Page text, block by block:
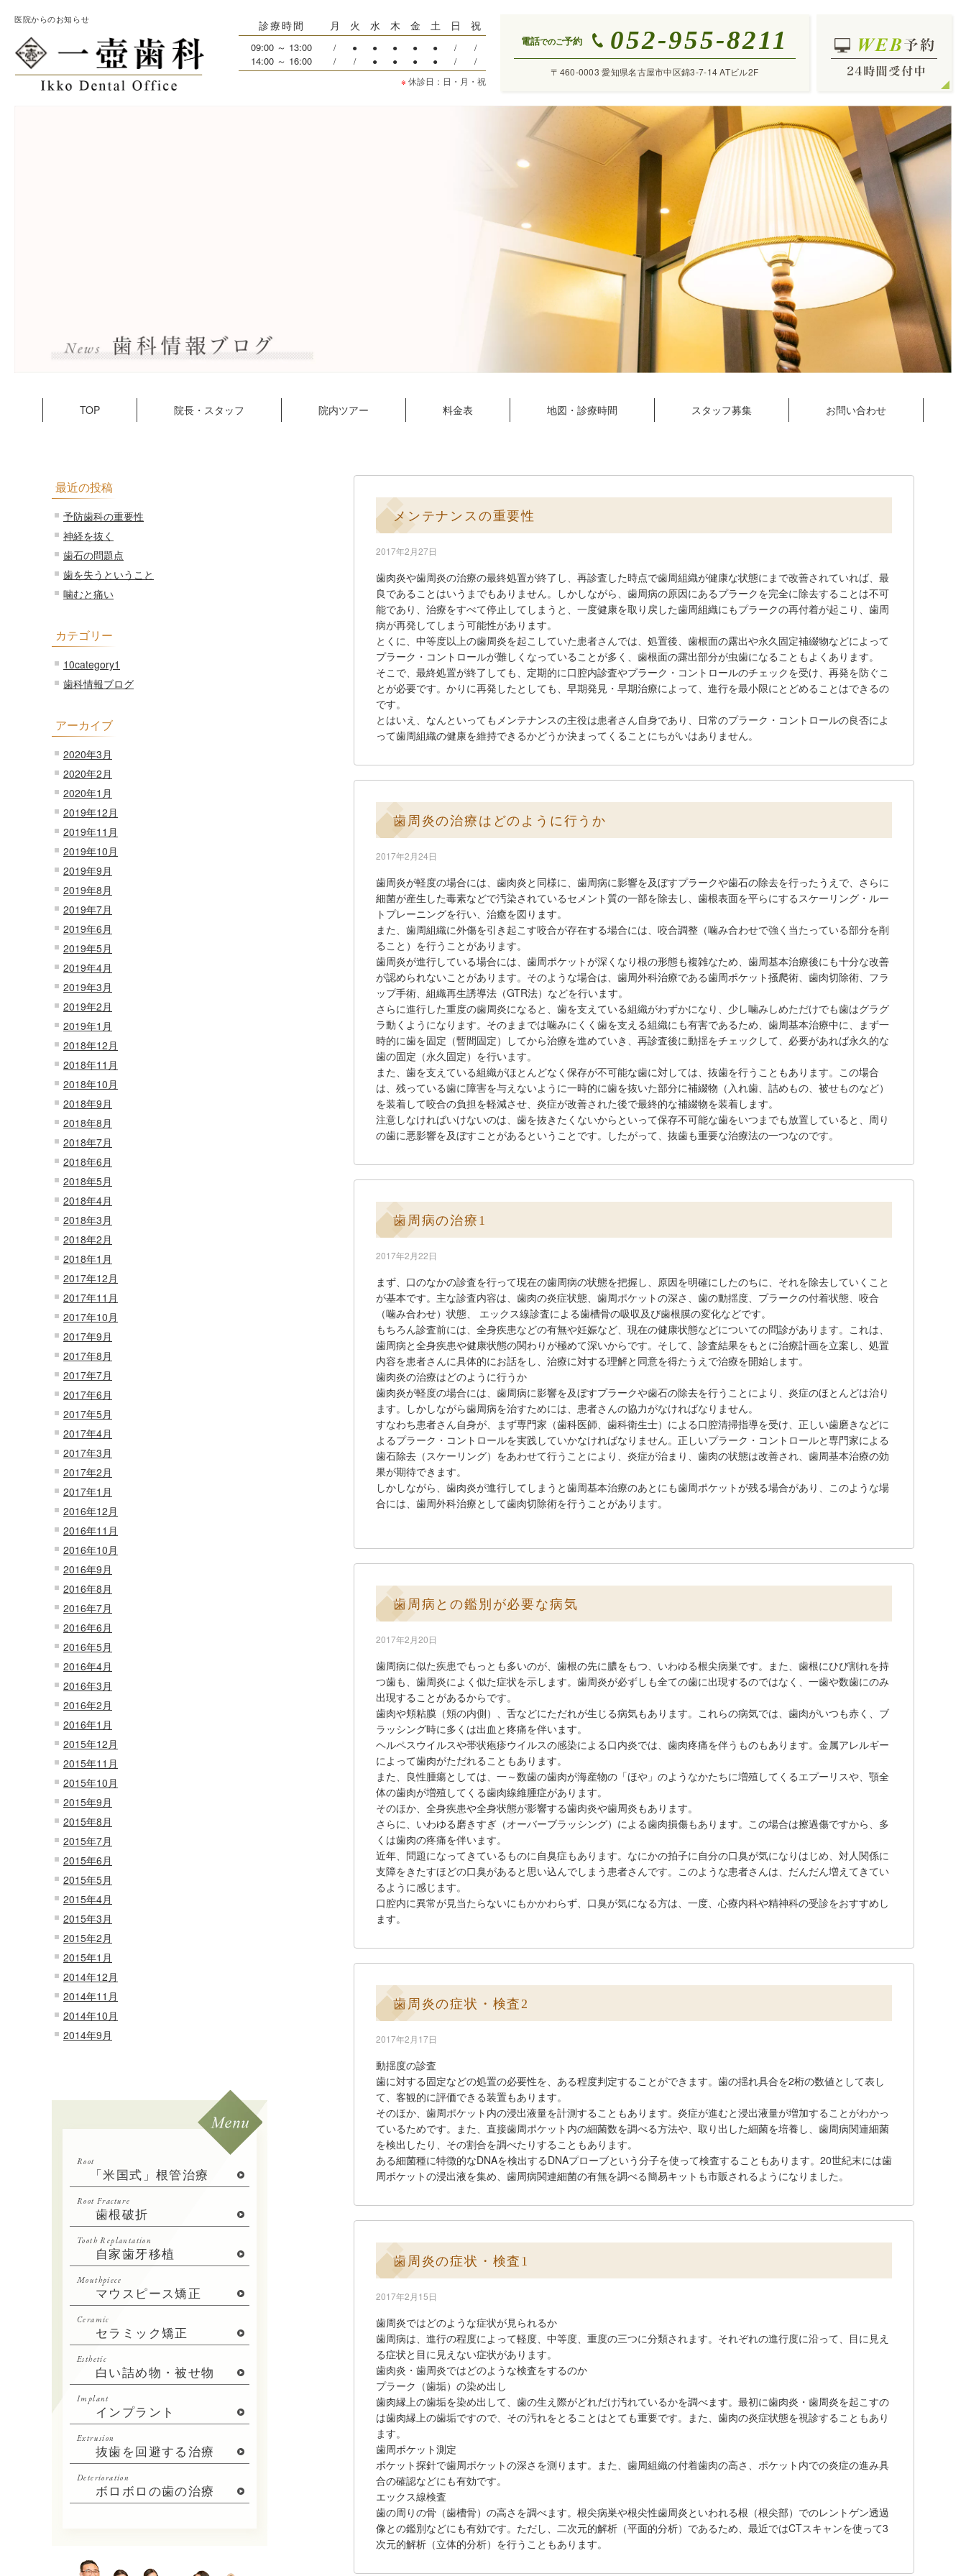
医院からのお知らせ 診療時間 月 火 水 木 金 土 日 祝
09:00 ～ 13:00 / ● ● ● ● ● / /
14:00 ～ 16:00 / / ● ● ● ● /
/
※休診日：日・月・祝
電話でのご予約 052-955-8211
〒460-0003 愛知県名古屋市中区錦3-7-14 ATビル2F
TOP 院長・スタッフ 院内ツアー 料金表 地図・診療時間 スタッフ募集 お問い合わせ
最近の投稿
予防歯科の重要性
神経を抜く
歯石の問題点
歯を失うということ
噛むと痛い
カテゴリー
10category1
歯科情報ブログ
アーカイブ
2020年3月
2020年2月
2020年1月
2019年12月
2019年11月
2019年10月
2019年9月
2019年8月
2019年7月
2019年6月
2019年5月
2019年4月
2019年3月
2019年2月
2019年1月
2018年12月
2018年11月
2018年10月
2018年9月
2018年8月
2018年7月
2018年6月
2018年5月
2018年4月
2018年3月
2018年2月
2018年1月
2017年12月
2017年11月
2017年10月
2017年9月
2017年8月
2017年7月
2017年6月
2017年5月
2017年4月
2017年3月
2017年2月
2017年1月
2016年12月
2016年11月
2016年10月
2016年9月
2016年8月
2016年7月
2016年6月
2016年5月
2016年4月
2016年3月
2016年2月
2016年1月
2015年12月
2015年11月
2015年10月
2015年9月
2015年8月
2015年7月
2015年6月
2015年5月
2015年4月
2015年3月
2015年2月
2015年1月
2014年12月
2014年11月
2014年10月
2014年9月
Root
「米国式」根管治療
Root Fracture
歯根破折
Tooth Replantation
自家歯牙移植
Mouthpiece
マウスピース矯正
Ceramic
セラミック矯正
Esthetic
白い詰め物・被せ物
Implant
インプラント
Extrusion
抜歯を回避する治療
Deterioration
ボロボロの歯の治療
メンテナンスの重要性
2017年2月27日
歯肉炎や歯周炎の治療の最終処置が終了し、再診査した時点で歯周組織が健康な状態にまで改善されていれば、最
良であることはいうまでもありません。しかしながら、歯周病の原因にあるプラークを完全に除去することは不可
能であり、治療をすべて停止してしまうと、一度健康を取り戻した歯周組織にもプラークの再付着が起こり、歯周
病が再発してしまう可能性があります。
とくに、中等度以上の歯周炎を起こしていた患者さんでは、処置後、歯根面の露出や永久固定補綴物などによって
プラーク・コントロールが難しくなっていることが多く、歯根面の露出部分が虫歯になることもよくあります。
そこで、最終処置が終了しても、定期的に口腔内診査やプラーク・コントロールのチェックを受け、再発を防ぐこ
とが必要です。かりに再発したとしても、早期発見・早期治療によって、進行を最小限にとどめることはできるの
です。
とはいえ、なんといってもメンテナンスの主役は患者さん自身であり、日常のプラーク・コントロールの良否によ
って歯周組織の健康を維持できるかどうか決まってくることにちがいはありません。
歯周炎の治療はどのように行うか
2017年2月24日
歯周炎が軽度の場合には、歯肉炎と同様に、歯周病に影響を及ぼすプラークや歯石の除去を行ったうえで、さらに
細菌が産生した毒素などで汚染されているセメント質の一部を除去し、歯根表面を平らにするスケーリング・ルー
トプレーニングを行い、治癒を図ります。
また、歯周組織に外傷を引き起こす咬合が存在する場合には、咬合調整（噛み合わせで強く当たっている部分を削
ること）を行うことがあります。
歯周炎が進行している場合には、歯周ポケットが深くなり根の形態も複雑なため、歯周基本治療後にも十分な改善
が認められないことがあります。そのような場合は、歯周外科治療である歯周ポケット掻爬術、歯肉切除術、フラ
ップ手術、組織再生誘導法（GTR法）などを行います。
さらに進行した重度の歯周炎になると、歯を支えている組織がわずかになり、少し噛みしめただけでも歯はグラグ
ラ動くようになります。そのままでは噛みにくく歯を支える組織にも有害であるため、歯周基本治療中に、まず一
時的に歯を固定（暫間固定）してから治療を進めていき、再診査後に動揺をチェックして、必要があれば永久的な
歯の固定（永久固定）を行います。
また、歯を支えている組織がほとんどなく保存が不可能な歯に対しては、抜歯を行うこともあります。この場合
は、残っている歯に障害を与えないように一時的に歯を抜いた部分に補綴物（入れ歯、詰めもの、被せものなど）
を装着して咬合の負担を軽減させ、炎症が改善された後で最終的な補綴物を装着します。
注意しなければいけないのは、歯を抜きたくないからといって保存不可能な歯をいつまでも放置していると、周り
の歯に悪影響を及ぼすことがあるということです。したがって、抜歯も重要な治療法の一つなのです。
歯周病の治療1
2017年2月22日
まず、口のなかの診査を行って現在の歯周病の状態を把握し、原因を明確にしたのちに、それを除去していくこと
が基本です。主な診査内容は、歯肉の炎症状態、歯周ポケットの深さ、歯の動揺度、プラークの付着状態、咬合
（噛み合わせ）状態、 エックス線診査による歯槽骨の吸収及び歯根膜の変化などです。
もちろん診査前には、全身疾患などの有無や妊娠など、現在の健康状態などについての問診があります。これは、
歯周病と全身疾患や健康状態の関わりが極めて深いからです。そして、診査結果をもとに治療計画を立案し、処置
内容を患者さんに具体的にお話をし、治療に対する理解と同意を得たうえで治療を開始します。
歯肉炎の治療はどのように行うか
歯肉炎が軽度の場合には、歯周病に影響を及ぼすプラークや歯石の除去を行うことにより、炎症のほとんどは治り
ます。しかしながら歯周病を治すためには、患者さんの協力がなければなりません。
すなわち患者さん自身が、まず専門家（歯科医師、歯科衛生士）による口腔清掃指導を受け、正しい歯磨きなどに
よるプラーク・コントロールを実践していかなければなりません。正しいプラーク・コントロールと専門家による
歯石除去（スケーリング）をあわせて行うことにより、炎症が治まり、歯肉の状態は改善され、歯周基本治療の効
果が期待できます。
しかしながら、歯肉炎が進行してしまうと歯周基本治療のあとにも歯周ポケットが残る場合があり、このような場
合には、歯周外科治療として歯肉切除術を行うことがあります。
歯周病との鑑別が必要な病気
2017年2月20日
歯周病に似た疾患でもっとも多いのが、歯根の先に膿をもつ、いわゆる根尖病巣です。また、歯根にひび割れを持
つ歯も、歯周炎によく似た症状を示します。歯周炎が必ずしも全ての歯に出現するのではなく、一歯や数歯にのみ
出現することがあるからです。
歯肉や頬粘膜（頬の内側）、舌などにただれが生じる病気もあります。これらの病気では、歯肉がいつも赤く、ブ
ラッシング時に多くは出血と疼痛を伴います。
ヘルペスウイルスや帯状疱疹ウイルスの感染による口内炎では、歯肉疼痛を伴うものもあります。金属アレルギー
によって歯肉がただれることもあります。
また、良性腫瘍としては、一～数歯の歯肉が海産物の「ほや」のようなかたちに増殖してくるエプーリスや、顎全
体の歯肉が増殖してくる歯肉線維腫症があります。
そのほか、全身疾患や全身状態が影響する歯肉炎や歯周炎もあります。
さらに、いわゆる磨きすぎ（オーバーブラッシング）による歯肉損傷もあります。この場合は擦過傷ですから、多
くは歯肉の疼痛を伴います。
近年、問題になってきているものに自臭症もあります。なにかの拍子に自分の口臭が気になりはじめ、対人関係に
支障をきたすほどの口臭があると思い込んでしまう患者さんです。このような患者さんは、だんだん増えてきてい
るように感じます。
口腔内に異常が見当たらないにもかかわらず、口臭が気になる方は、一度、心療内科や精神科の受診をおすすめし
ます。
歯周炎の症状・検査2
2017年2月17日
動揺度の診査
歯に対する固定などの処置の必要性を、ある程度判定することができます。歯の揺れ具合を2桁の数値として表し
て、客観的に評価できる装置もあります。
そのほか、歯周ポケット内の浸出液量を計測することもあります。炎症が進むと浸出液量が増加することがわかっ
ているためです。また、直接歯周ポケット内の細菌数を調べる方法や、取り出した細菌を培養し、歯周病関連細菌
を検出したり、その割合を調べたりすることもあります。
ある細菌種に特徴的なDNAを検出するDNAプローブという分子を使って検査することもあります。20世紀末には歯
周ポケットの浸出液を集め、歯周病関連細菌の有無を調べる簡易キットも市販されるようになりました。
歯周炎の症状・検査1
2017年2月15日
歯周炎ではどのような症状が見られるか
歯周病は、進行の程度によって軽度、中等度、重度の三つに分類されます。それぞれの進行度に沿って、目に見え
る症状と目に見えない症状があります。
歯肉炎・歯周炎ではどのような検査をするのか
プラーク（歯垢）の染め出し
歯肉縁上の歯垢を染め出して、歯の生え際がどれだけ汚れているかを調べます。最初に歯肉炎・歯周炎を起こすの
は歯肉縁上の歯垢ですので、その汚れをとることはとても重要です。また、歯肉の炎症状態を視診することもあり
ます。
歯周ポケット測定
ポケット探針で歯周ポケットの深さを測ります。また、歯周組織の付着歯肉の高さ、ポケット内での炎症の進み具
合の確認などにも有効です。
エックス線検査
歯の周りの骨（歯槽骨）の高さを調べます。根尖病巣や根尖性歯周炎といわれる根（根尖部）でのレントゲン透過
像との鑑別などにも有効です。ただし、二次元的解析（平面的分析）であるため、最近ではCTスキャンを使って3
次元的解析（立体的分析）を行うこともあります。